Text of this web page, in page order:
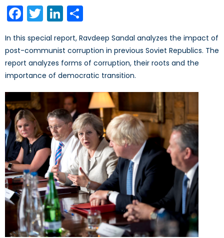
Facebook
TwitterLinkedIn
In this special report, Ravdeep Sandal analyzes the impact of
post-communist corruption in previous Soviet Republics. The
report analyzes forms of corruption, their roots and the
importance of democratic transition.